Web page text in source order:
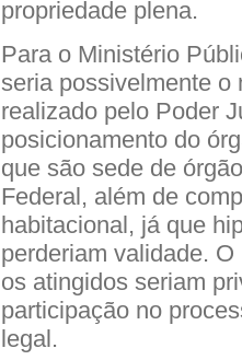
propriedade plena.
Para o Ministério
seria possivelmente o
realizado pelo Poder
posicionamento do
que são sede de
Federal, além de
habitacional, já que
perderiam validade.
os atingidos seriam
participação no
legal.